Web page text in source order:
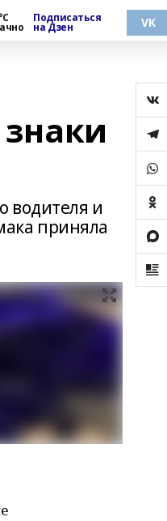
Подписаться
на Дзен VK
водителя и
приняла